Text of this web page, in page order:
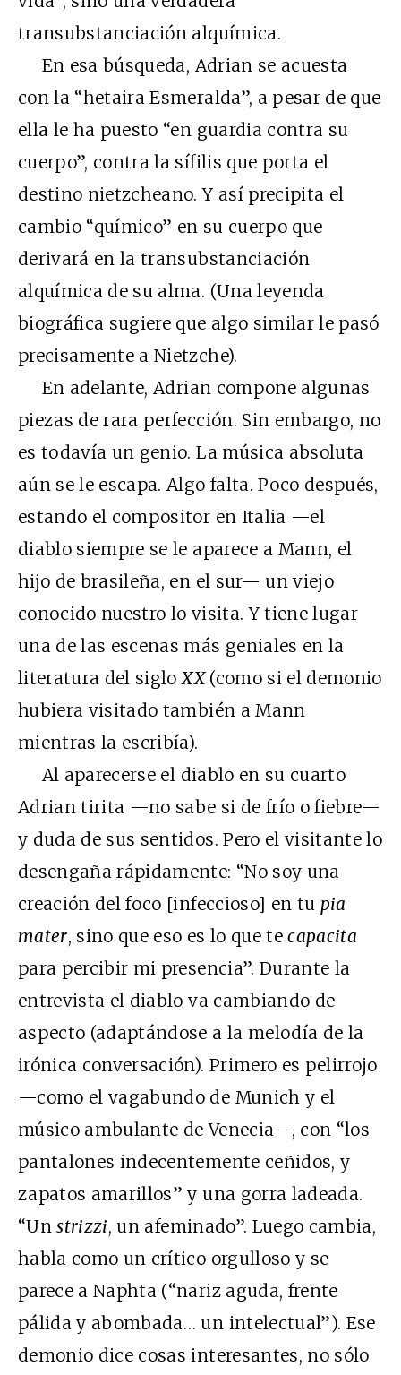
transubstanciación alquímica.
En esa búsqueda, Adrian se acuesta
con la “hetaira Esmeralda”, a pesar de que
ella le ha puesto “en guardia contra su
cuerpo”, contra la sífilis que porta el
destino nietzcheano. Y así precipita el
cambio “químico” en su cuerpo que
derivará en la transubstanciación
alquímica de su alma. (Una leyenda
biográfica sugiere que algo similar le pasó
precisamente a Nietzche).
En adelante, Adrian compone algunas
piezas de rara perfección. Sin embargo, no
es todavía un genio. La música absoluta
aún se le escapa. Algo falta. Poco después,
estando el compositor en Italia —el
diablo siempre se le aparece a Mann, el
hijo de brasileña, en el sur— un viejo
conocido nuestro lo visita. Y tiene lugar
una de las escenas más geniales en la
literatura del sigloXX(como si el demonio
hubiera visitado también a Mann
mientras la escribía).
Al aparecerse el diablo en su cuarto
Adrian tirita —no sabe si de frío o fiebre—
y duda de sus sentidos. Pero el visitante lo
desengaña rápidamente: “No soy una
creación del foco [infeccioso] en tu pia
mater, sino que eso es lo que tecapacita
para percibir mi presencia”. Durante la
entrevista el diablo va cambiando de
aspecto (adaptándose a la melodía de la
irónica conversación). Primero es pelirrojo
—como el vagabundo de Munich y el
músico ambulante de Venecia—, con “los
pantalones indecentemente ceñidos, y
zapatos amarillos” y una gorra ladeada.
“Unstrizzi, un afeminado”. Luego cambia,
habla como un crítico orgulloso y se
parece a Naphta (“nariz aguda, frente
pálida y abombada… un intelectual”). Ese
demonio dice cosas interesantes, no sólo